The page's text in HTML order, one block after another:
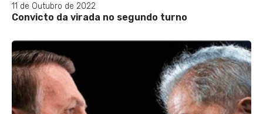
11 de Outubro de 2022
Convicto da virada no segundo turno